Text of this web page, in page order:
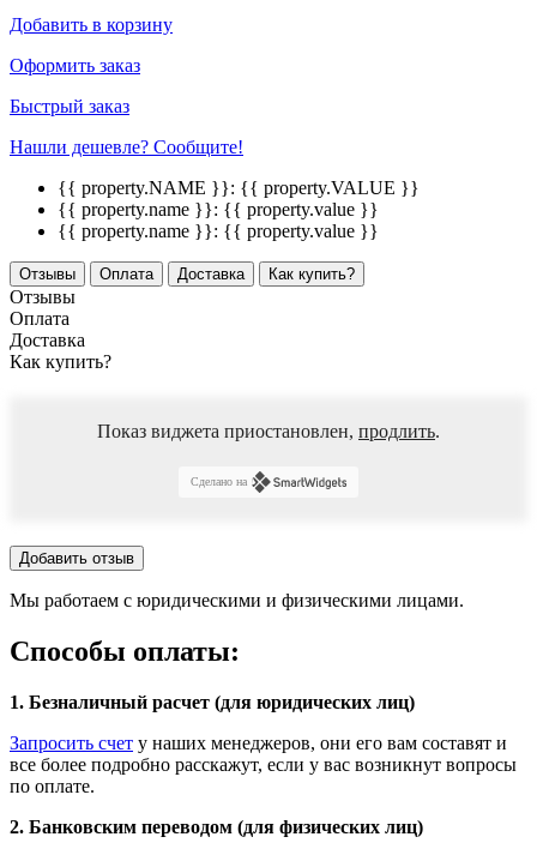
Добавить в корзину
Оформить заказ
Быстрый заказ
Нашли дешевле? Сообщите!
{{ property.NAME }}: {{ property.VALUE }}
{{ property.name }}: {{ property.value }}
{{ property.name }}: {{ property.value }}
Отзывы Оплата Доставка Как купить?
Отзывы
Оплата
Доставка
Как купить?
Показ виджета приостановлен, продлить.
Сделано на
Добавить отзыв
Мы работаем с юридическими и физическими лицами.
Способы оплаты:
1. Безналичный расчет (для юридических лиц)
Запросить счет у наших менеджеров, они его вам составят и
все более подробно расскажут, если у вас возникнут вопросы
по оплате.
2. Банковским переводом (для физических лиц)